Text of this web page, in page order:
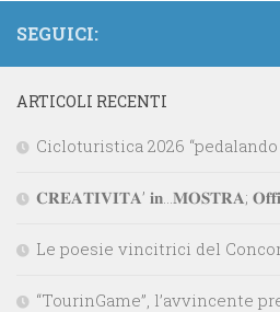
SEGUICI:
ARTICOLI RECENTI
Cicloturistica 2026
𝐂𝐑𝐄𝐀𝐓𝐈𝐕𝐈𝐓𝐀’ 𝐢𝐧…𝐌𝐎𝐒𝐓𝐑𝐀;
Le poesie vincitrici del
“TourinGame”, l’avvincente